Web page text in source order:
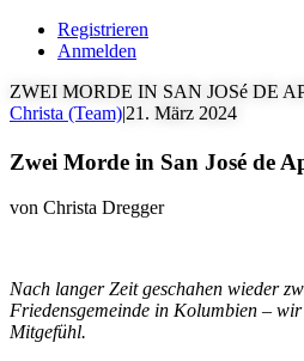
Registrieren
Anmelden
ZWEI MORDE IN SAN JOSé DE
Christa (Team)|21. März 2024
Zwei Morde in San José de
von Christa Dregger
Nach langer Zeit geschahen wieder
Friedensgemeinde in Kolumbien –
Mitgefühl.